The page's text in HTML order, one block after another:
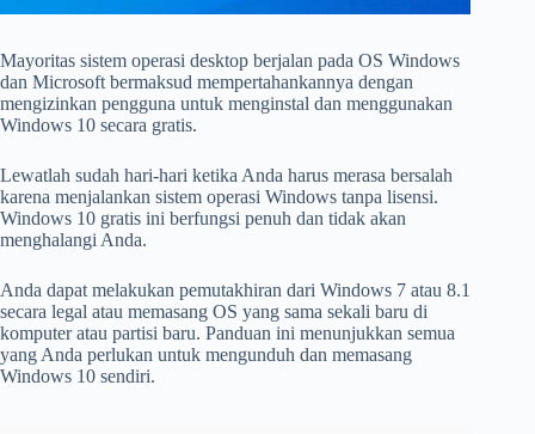
Mayoritas sistem operasi desktop berjalan pada OS Windows
dan Microsoft bermaksud mempertahankannya dengan
mengizinkan pengguna untuk menginstal dan menggunakan
Windows 10 secara gratis.
Lewatlah sudah hari-hari ketika Anda harus merasa bersalah
karena menjalankan sistem operasi Windows tanpa lisensi.
Windows 10 gratis ini berfungsi penuh dan tidak akan
menghalangi Anda.
Anda dapat melakukan pemutakhiran dari Windows 7 atau 8.1
secara legal atau memasang OS yang sama sekali baru di
komputer atau partisi baru. Panduan ini menunjukkan semua
yang Anda perlukan untuk mengunduh dan memasang
Windows 10 sendiri.